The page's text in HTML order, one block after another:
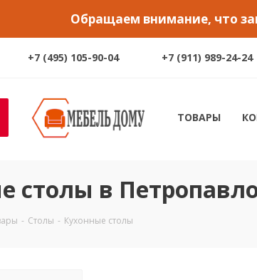
Обращаем внимание, что
+7 (495) 105-90-04 +7 (911) 989-24-24
ТОВАРЫ
столы в
- Столы - Кухонные столы